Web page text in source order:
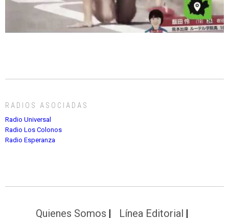
RADIOS ASOCIADAS
Radio Universal
Radio Los Colonos
Radio Esperanza
Quienes Somos Línea Editorial